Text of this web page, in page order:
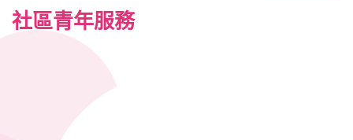
社區青年服務